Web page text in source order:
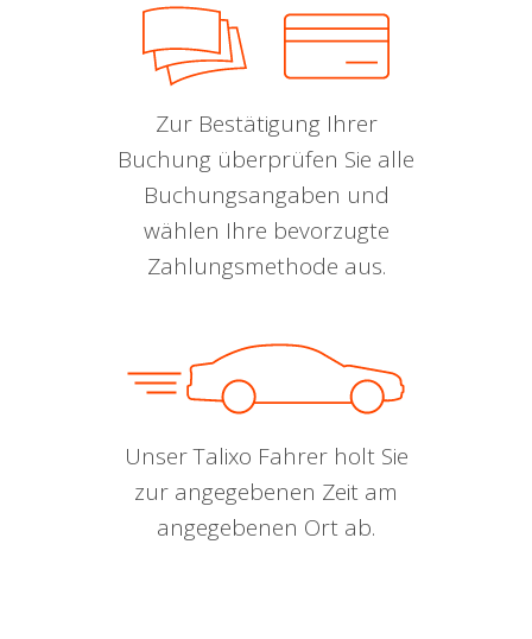
Zur Bestätigung Ihrer
Buchung überprüfen Sie alle
Buchungsangaben und
wählen Ihre bevorzugte
Zahlungsmethode aus.
Unser Talixo Fahrer holt Sie
zur angegebenen Zeit am
angegebenen Ort ab.